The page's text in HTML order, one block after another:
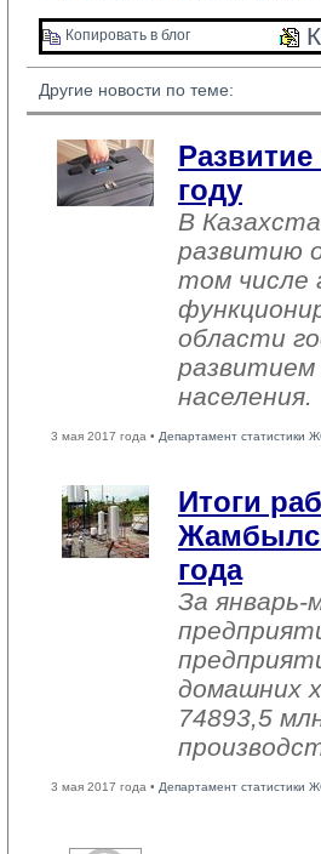
Копировать в блог
Другие новости по теме:
Развитие
году
В
развитию
том числе
области
развитием
населения.
3 мая 2017 года • Департамент статистики
Итоги
года
За
домашних
74893,5
3 мая 2017 года • Департамент статистики